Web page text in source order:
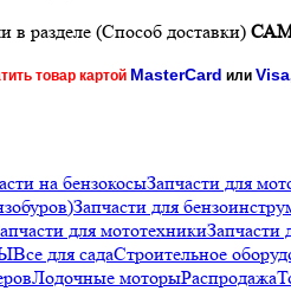
в разделе (Способ доставки)
товар картой MasterCard или Visa
на бензокосыЗапчасти для
Запчасти для
для мототехники
Все для садаСтроительное
Лодочные моторыРаспродажа